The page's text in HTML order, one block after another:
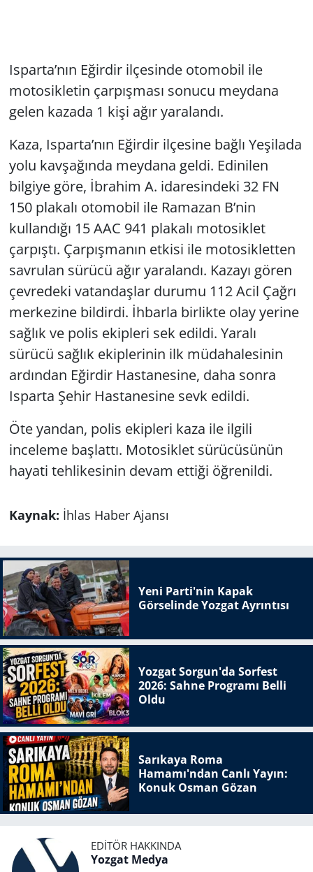
Isparta’nın Eğirdir ilçesinde otomobil ile
motosikletin çarpışması sonucu meydana
gelen kazada 1 kişi ağır yaralandı.
Kaza, Isparta’nın Eğirdir ilçesine bağlı Yeşilada
yolu kavşağında meydana geldi. Edinilen
bilgiye göre, İbrahim A. idaresindeki 32 FN
150 plakalı otomobil ile Ramazan B’nin
kullandığı 15 AAC 941 plakalı motosiklet
çarpıştı. Çarpışmanın etkisi ile motosikletten
savrulan sürücü ağır yaralandı. Kazayı gören
çevredeki vatandaşlar durumu 112 Acil Çağrı
merkezine bildirdi. İhbarla birlikte olay yerine
sağlık ve polis ekipleri sek edildi. Yaralı
sürücü sağlık ekiplerinin ilk müdahalesinin
ardından Eğirdir Hastanesine, daha sonra
Isparta Şehir Hastanesine sevk edildi.
Öte yandan, polis ekipleri kaza ile ilgili
inceleme başlattı. Motosiklet sürücüsünün
hayati tehlikesinin devam ettiği öğrenildi.
Kaynak: İhlas Haber Ajansı
Yeni Parti'nin Kapak
Görselinde Yozgat Ayrıntısı
Yozgat Sorgun'da Sorfest
2026: Sahne Programı Belli
Oldu
Sarıkaya Roma
Hamamı'ndan Canlı Yayın:
Konuk Osman Gözan
EDITÖR HAKKINDA
Yozgat Medya